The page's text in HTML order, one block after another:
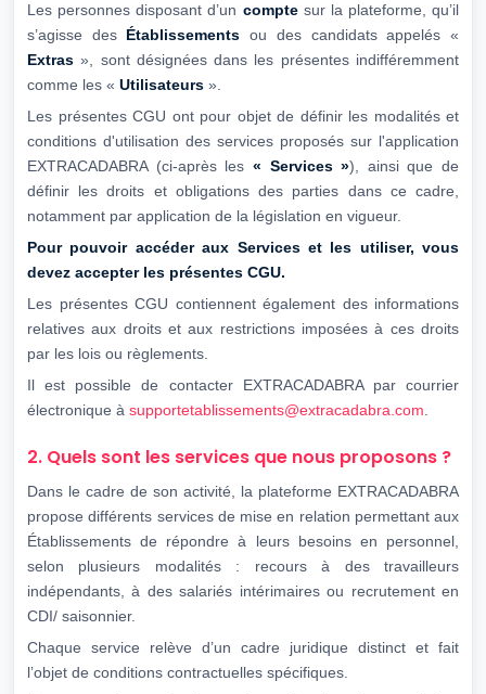
Les personnes disposant d’un comptesur la plateforme, qu’il
s’agisse des Établissements ou des candidats appelés «
Extras », sont désignées dans les présentes indifféremment
comme les « Utilisateurs ».
Les présentes CGU ont pour objet de définir les modalités et
conditions d'utilisation des services proposés sur l'application
EXTRACADABRA (ci-après les « Services »), ainsi que de
définir les droits et obligations des parties dans ce cadre,
notamment par application de la législation en vigueur.
Pour pouvoir accéder aux Services et les utiliser, vous
devez accepter les présentes CGU.
Les présentes CGU contiennent également des informations
relatives aux droits et aux restrictions imposées à ces droits
par les lois ou règlements.
Il est possible de contacter EXTRACADABRA par courrier
électronique à supportetablissements@extracadabra.com
2. Quels sont les services que nous proposons ?
Dans le cadre de son activité, la plateforme EXTRACADABRA
propose différents services de mise en relation permettant aux
Établissements de répondre à leurs besoins en personnel,
selon plusieurs modalités : recours à des travailleurs
indépendants, à des salariés intérimaires ou recrutement en
CDI/ saisonnier.
Chaque service relève d’un cadre juridique distinct et fait
l’objet de conditions contractuelles spécifiques.